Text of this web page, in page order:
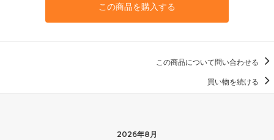
この商品を購入する
この商品について問い合わせる
買い物を続ける
2026年8月